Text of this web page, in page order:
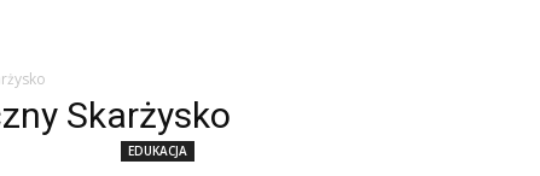
Skarżysko
EDUKACJA